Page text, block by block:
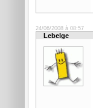
24/06/2008 à 08:57
Lebelge